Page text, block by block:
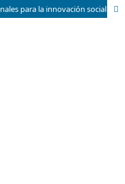
Desarrollo de valores organizacionales para la innovación social. Una mirada desde el emprendimiento en el contexto cubano actual